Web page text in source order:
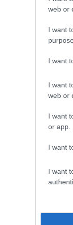
web or
I want
I want
I want
web or
I want
or app.
I want
I want
ΑΦΜ
ΔΥΠΑ/
ΑΣΕΠ -